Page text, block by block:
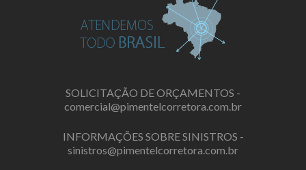
SOLICITAÇÃO DE ORÇAMENTOS -
comercial@pimentelcorretora.com.br
INFORMAÇÕES SOBRE SINISTROS -
sinistros@pimentelcorretora.com.br